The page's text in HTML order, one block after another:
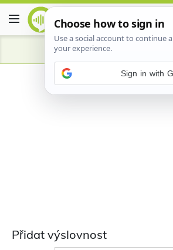
Přidat výslovnost